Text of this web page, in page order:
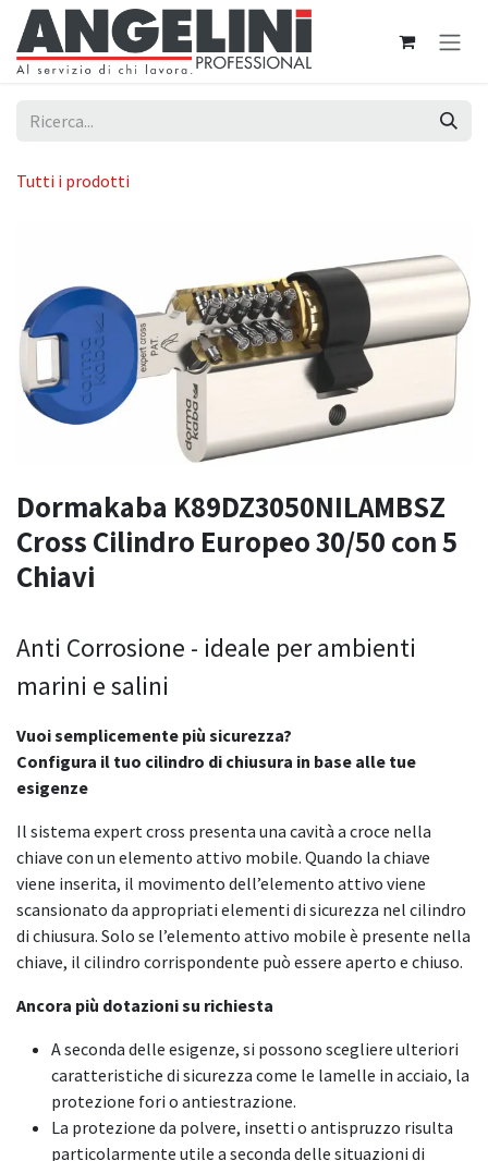
Passa al contenuto
Tutti i prodotti
Dormakaba K89DZ3050NILAMBSZ
Cross Cilindro Europeo 30/50 con 5
Chiavi
Anti Corrosione - ideale per ambienti
marini e salini
Vuoi semplicemente più sicurezza?
Configura il tuo cilindro di chiusura in base alle tue
esigenze
Il sistema expert cross presenta una cavità a croce nella
chiave con un elemento attivo mobile. Quando la chiave
viene inserita, il movimento dell’elemento attivo viene
scansionato da appropriati elementi di sicurezza nel cilindro
di chiusura. Solo se l’elemento attivo mobile è presente nella
chiave, il cilindro corrispondente può essere aperto e chiuso.
Ancora più dotazioni su richiesta
A seconda delle esigenze, si possono scegliere ulteriori
caratteristiche di sicurezza come le lamelle in acciaio, la
protezione fori o antiestrazione.
La protezione da polvere, insetti o antispruzzo risulta
particolarmente utile a seconda delle situazioni di